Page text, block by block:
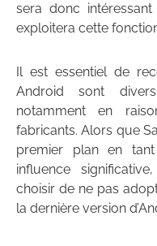
sera donc
exploitera cette
Il est essentiel de
Android sont
notamment en
fabricants. Alors que
premier plan en
influence
choisir de ne pas
la dernière version